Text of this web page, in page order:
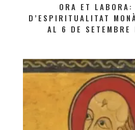
ORA ET LABORA:
D’ESPIRITUALITAT
AL 6 DE